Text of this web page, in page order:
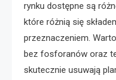
rynku dostępne są
które różnią się
przeznaczeniem.
bez fosforanów oraz
skutecznie usuwają